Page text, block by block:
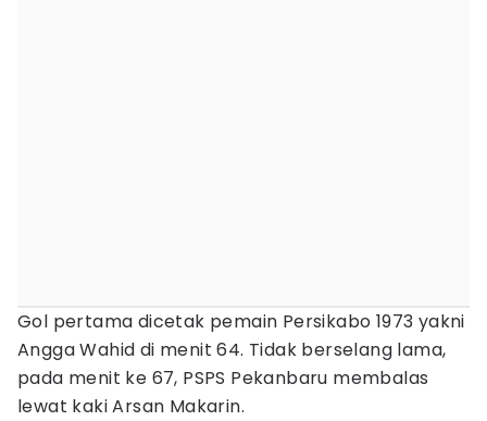
Gol pertama dicetak pemain Persikabo 1973 yakni
Angga Wahid di menit 64. Tidak berselang lama,
pada menit ke 67, PSPS Pekanbaru membalas
lewat kaki Arsan Makarin.